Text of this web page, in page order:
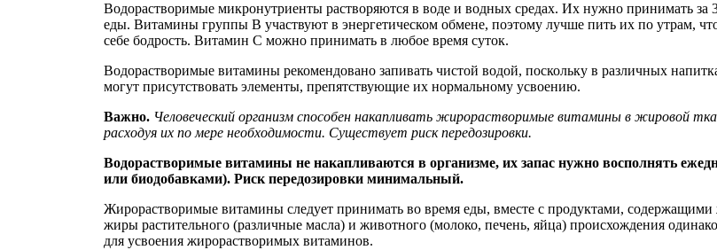
Водорастворимые микронутриенты растворяются в воде и водных средах. Их нужно принимать за
еды. Витамины группы В участвуют в энергетическом обмене, поэтому лучше пить их по утрам,
себе бодрость. Витамин С можно принимать в любое время суток.
Водорастворимые витамины рекомендовано запивать чистой водой, поскольку в различных
могут присутствовать элементы, препятствующие их нормальному усвоению.
Важно. Человеческий организм способен накапливать жирорастворимые витамины в жировой
расходуя их по мере необходимости. Существует риск передозировки.
Водорастворимые витамины не накапливаются в организме, их запас нужно восполнять
или биодобавками). Риск передозировки минимальный.
Жирорастворимые витамины следует принимать во время еды, вместе с продуктами,
жиры растительного (различные масла) и животного (молоко, печень, яйца) происхождения
для усвоения жирорастворимых витаминов.